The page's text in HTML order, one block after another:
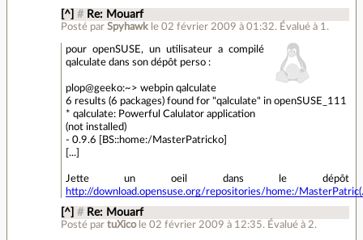
[^] # Re: Mouarf
Posté par Spyhawk le 02 février 2009 à 01:32. Évalué à 1 .
pour openSUSE, un utilisateur a compilé
qalculate dans son dépôt perso :
plop@geeko:~> webpin qalculate
6 results (6 packages) found for "qalculate" in openSUSE_111
* qalculate: Powerful Calulator application
(not installed)
- 0.9.6 [BS::home:/MasterPatricko]
[...]
Jette un oeil dans le dépôt
http://download.opensuse.org/repositories/home:/
[^] # Re: Mouarf
Posté par tuXico le 02 février 2009 à 12:35. Évalué à 2.